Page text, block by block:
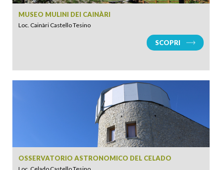
BAMBINI
CERCA
MUSEO MULINI DEI CAINÀRI
Loc. Cainàri Castello Tesino
SCOPRI
OSSERVATORIO ASTRONOMICO DEL CELADO